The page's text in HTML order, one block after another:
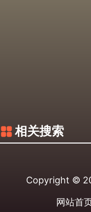
相关搜索
Copyright ©
网站首